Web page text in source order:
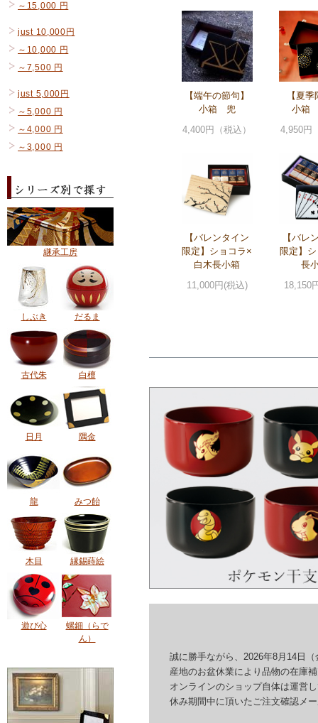
～15,000 円
just 10,000円
～10,000 円
～7,500 円
just 5,000円
～5,000 円
～4,000 円
～3,000 円
継承工房
しぶき だるま
古代朱 白檀
日月 隅金
龍 みつ飴
木目 縁錫蒔絵
遊び心
螺鈿（らで
ん）
【端午の節句】
小箱 兜
4,400円（税込）
【夏
小箱
4,950円
【バレンタイン
限定】ショコラ×
白木長小箱
11,000円(税込)
【バレ
限定】
長
18,150
誠に勝手ながら、2026年8月14日（
産地のお盆休業により品物の在庫補
オンラインのショップ自体は運営し
休み期間中に頂いたご注文確認メー